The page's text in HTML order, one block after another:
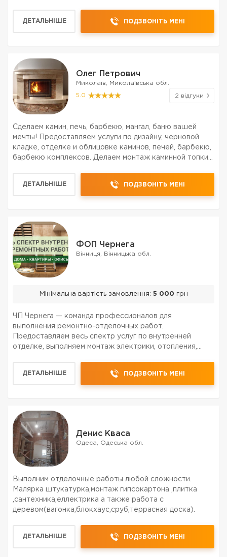
ДЕТАЛЬНІШЕ ПОДЗВОНІТЬ МЕНІ
Олег Петрович
Миколаїв, Миколаївська обл.
5.0 2 відгуки
Сделаем камин, печь, барбекю, мангал, баню вашей
мечты! Предоставляем услуги по дизайну, черновой
кладке, отделке и облицовке каминов, печей, барбекю,
барбекю комплексов. Делаем монтаж каминной топки и
че...
ДЕТАЛЬНІШЕ ПОДЗВОНІТЬ МЕНІ
ФОП Чернега
Вінниця, Вінницька обл.
Мінімальна вартість замовлення: 5 000 грн
ЧП Чернега — команда профессионалов для
выполнения ремонтно-отделочных работ.
Предоставляем весь спектр услуг по внутренней
отделке, выполняем монтаж электрики, отопления,
по Виннице , области, Украин...
ДЕТАЛЬНІШЕ ПОДЗВОНІТЬ МЕНІ
Денис Кваса
Одеса, Одеська обл.
Выполним отделочные работы любой сложности.
Малярка штукатурка,монтаж гипсокартона ,плитка
,сантехника,еллектрика а также работа с
деревом(вагонка,блокхаус,сруб,террасная доска).
ДЕТАЛЬНІШЕ ПОДЗВОНІТЬ МЕНІ